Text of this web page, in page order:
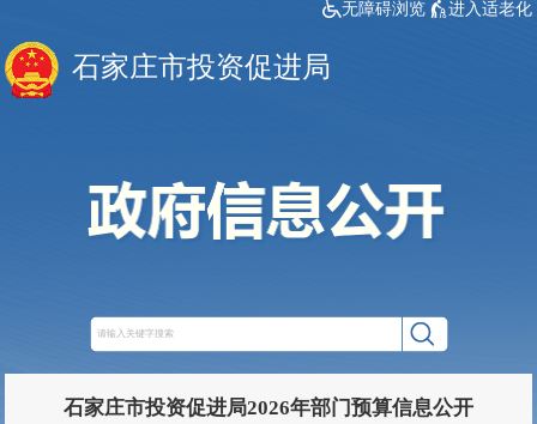
无障碍浏览 进入适老化
石家庄市投资促进局
石家庄市投资促进局2026年部门预算信息公开